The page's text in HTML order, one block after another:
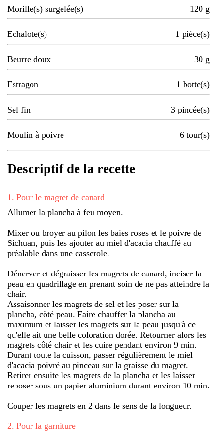
Morille(s) surgelée(s)
120 g
Echalote(s) 1 pièce(s)
Beurre doux 30 g
Estragon 1 botte(s)
Sel fin 3 pincée(s)
Moulin à poivre 6 tour(s)
Descriptif de la recette
1 . Pour le magret de canard
Allumer la plancha à feu moyen.
Mixer ou broyer au pilon les baies roses et le poivre de
Sichuan, puis les ajouter au miel d'acacia chauffé au
préalable dans une casserole.
Dénerver et dégraisser les magrets de canard, inciser la
peau en quadrillage en prenant soin de ne pas atteindre la
chair.
Assaisonner les magrets de sel et les poser sur la
plancha, côté peau. Faire chauffer la plancha au
maximum et laisser les magrets sur la peau jusqu'à ce
qu'elle ait une belle coloration dorée. Retourner alors les
magrets côté chair et les cuire pendant environ 9 min.
Durant toute la cuisson, passer régulièrement le miel
d'acacia poivré au pinceau sur la graisse du magret.
Retirer ensuite les magrets de la plancha et les laisser
reposer sous un papier aluminium durant environ 10 min.
Couper les magrets en 2 dans le sens de la longueur.
2. Pour la garniture